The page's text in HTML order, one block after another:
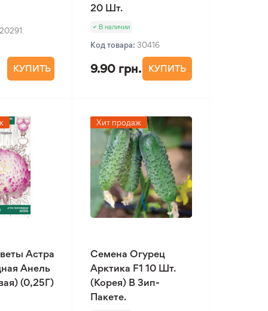
20291
КУПИТЬ
20 Шт.
В наличии
Код товара: 30416
9.90 грн. КУПИТЬ
Астра
Анель
(0,25Г)
Хит продаж
Семена Огурец
Арктика F1 10 Шт.
(Корея) В Зип-
Пакете.